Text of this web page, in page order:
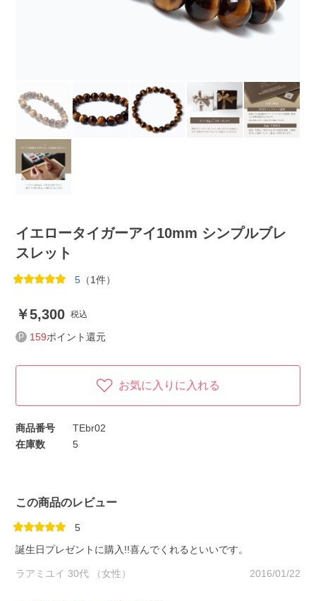
イエロータイガーアイ10mm シンプルブレ
スレット
5 （1件）
5,300 税込
159ポイント還元
お気に入りに入れる
商品番号
TEbr02
在庫数
5
この商品のレビュー
5
誕生日プレゼントに購入!!喜んでくれるといいです。
ラアミユイ 30代 （女性） 2016/01/22